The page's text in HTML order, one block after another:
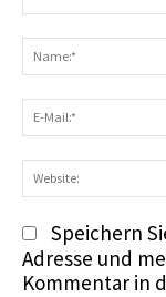
Speichern
Adresse und
Kommentar in